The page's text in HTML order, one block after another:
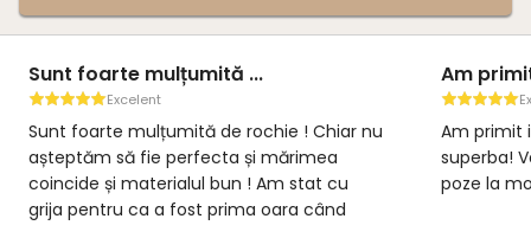
mulțumită ...
de rochie ! Chiar nu
fie perfecta și mărimea
bun ! Am stat cu
ca a fost prima oara când
Am primit ieri
Excelent
Am primit ieri rochia!
superba! Va multumesc.
poze la momentul